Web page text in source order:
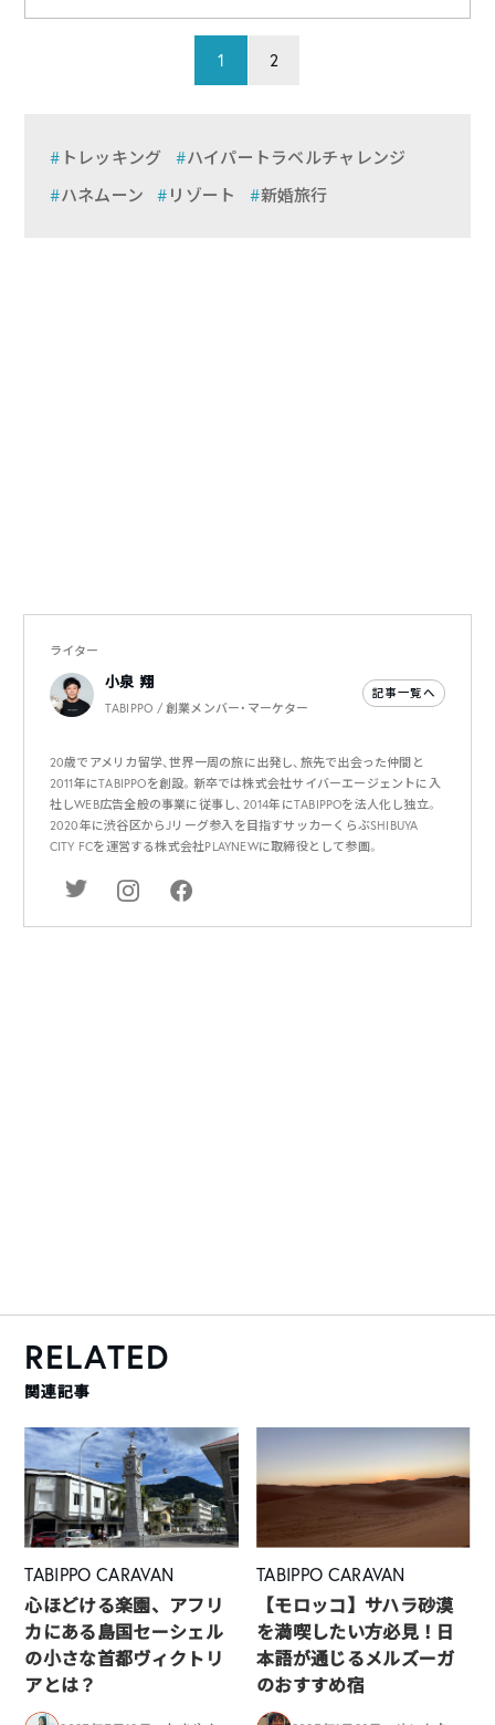
1 2
トレッキング
ハイパートラベルチャレンジ
ハネムーン
リゾート 新婚旅行
ライター
小泉 翔
TABIPPO / 創業メンバー・マーケター
記事一覧へ
20歳でアメリカ留学、世界一周の旅に出発し、旅先で出会った仲間と
2011年にTABIPPOを創設。新卒では株式会社サイバーエージェントに入
社しWEB広告全般の事業に従事し、2014年にTABIPPOを法人化し独立。
2020年に渋谷区からJリーグ参入を目指すサッカーくらぶSHIBUYA
CITY FCを運営する株式会社PLAYNEWに取締役として参画。
RELATED
関連記事
TABIPPO CARAVAN
心ほどける楽園、アフリ
カにある島国セーシェル
の小さな首都ヴィクトリ
アとは？
TABIPPO CARAVAN
【モロッコ】サハラ砂漠
を満喫したい方必見！日
本語が通じるメルズーガ
のおすすめ宿